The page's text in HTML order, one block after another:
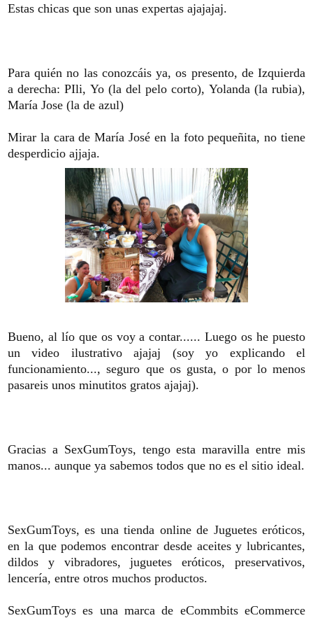
Estas chicas que son unas expertas ajajajaj.
Para quién no las conozcáis ya, os presento, de Izquierda
a derecha: PIli, Yo (la del pelo corto), Yolanda (la rubia),
María Jose (la de azul)
Mirar la cara de María José en la foto pequeñita, no tiene
desperdicio ajjaja.
Bueno, al lío que os voy a contar...... Luego os he puesto
un video ilustrativo ajajaj (soy yo explicando el
funcionamiento..., seguro que os gusta, o por lo menos
pasareis unos minutitos gratos ajajaj).
Gracias a SexGumToys, tengo esta maravilla entre mis
manos... aunque ya sabemos todos que no es el sitio ideal.
SexGumToys, es una tienda online de Juguetes eróticos,
en la que podemos encontrar desde aceites y lubricantes,
dildos y vibradores, juguetes eróticos, preservativos,
lencería, entre otros muchos productos.
SexGumToys es una marca de eCommbits eCommerce